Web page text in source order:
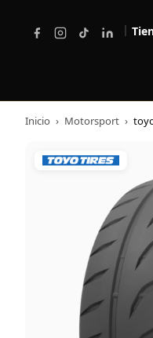
|
Inicio › Motorsport ›